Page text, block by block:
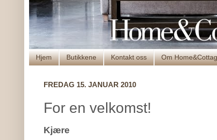
Hjem Butikkene Kontakt oss Om
FREDAG 15. JANUAR 2010
For en velkomst!
Kjære